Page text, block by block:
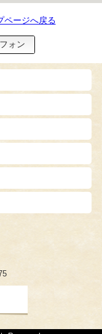
ページへ戻る
ォン